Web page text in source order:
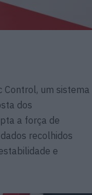
um sistema
dos
a força de
recolhidos
e